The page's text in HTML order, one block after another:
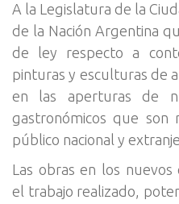
A la Legislatura de la
de la Nación Argentina
de ley respecto a
pinturas y esculturas de
en las aperturas de
gastronómicos que son
público nacional y
Las obras en los nuevos
el trabajo realizado,